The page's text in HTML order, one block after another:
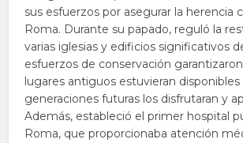
sus esfuerzos por asegurar la herencia
Roma. Durante su papado, reguló la
varias iglesias y edificios significativos
esfuerzos de conservación
lugares antiguos estuvieran disponibles
generaciones futuras los disfrutaran y
Además, estableció el primer hospital
Roma, que proporcionaba atención